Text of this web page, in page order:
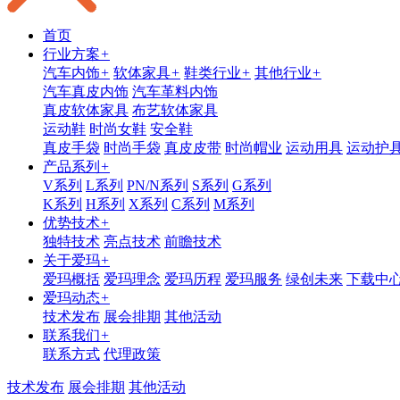
首页
行业方案+
汽车内饰+ 软体家具+ 鞋类行业+ 其他行业+
汽车真皮内饰 汽车革料内饰
真皮软体家具 布艺软体家具
运动鞋 时尚女鞋 安全鞋
真皮手袋 时尚手袋 真皮皮带 时尚帽业 运动用具 运动护
产品系列 +
V系列 L系列 PN/N系列 S系列 G系列
K系列 H系列 X系列 C系列 M系列
优势技术+
独特技术 亮点技术 前瞻技术
关于爱玛+
爱玛概括 爱玛理念 爱玛历程 爱玛服务 绿创未来 下载中
爱玛动态+
技术发布 展会排期 其他活动
联系我们+
联系方式 代理政策
技术发布 展会排期 其他活动